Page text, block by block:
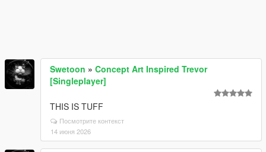
Swetoon » Concept Art Inspired Trevor
[Singleplayer]
THIS IS TUFF
Посмотрите контекст
14 июня 2026